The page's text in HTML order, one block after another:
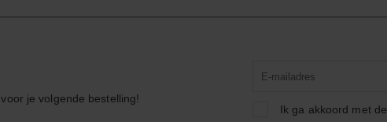
voor je volgende bestelling!
Ik ga akkoord met de